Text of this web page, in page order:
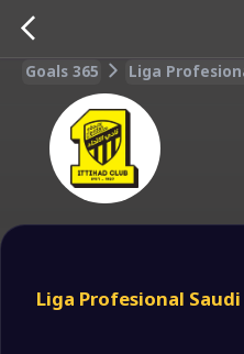
Goals 365 Liga
Liga Profesional Saudi